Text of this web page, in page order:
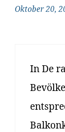
Oktober 20,
In De